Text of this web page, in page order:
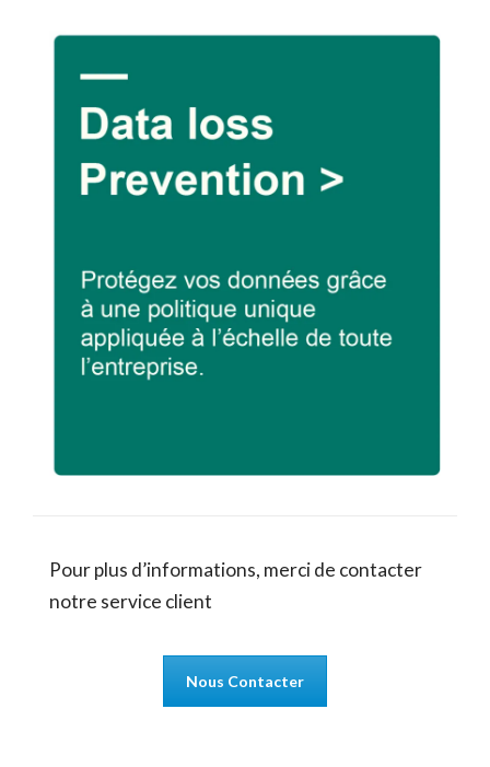
Pour plus d’informations, merci de contacter
notre service client
Nous Contacter